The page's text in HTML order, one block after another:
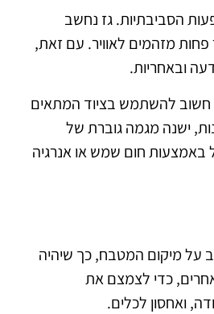
הסביבתיות. גז נחשב
פחות מזהמים לאוויר. עם זאת,
ובאחריות.
חשוב להשתמש בציוד המתאים
ישנה מגמה גוברת של
באמצעות חום שמש או אנרגיה
על מיקום המטבח, כך שיהיה
כדי לצמצם את
ואחסון לכלים.